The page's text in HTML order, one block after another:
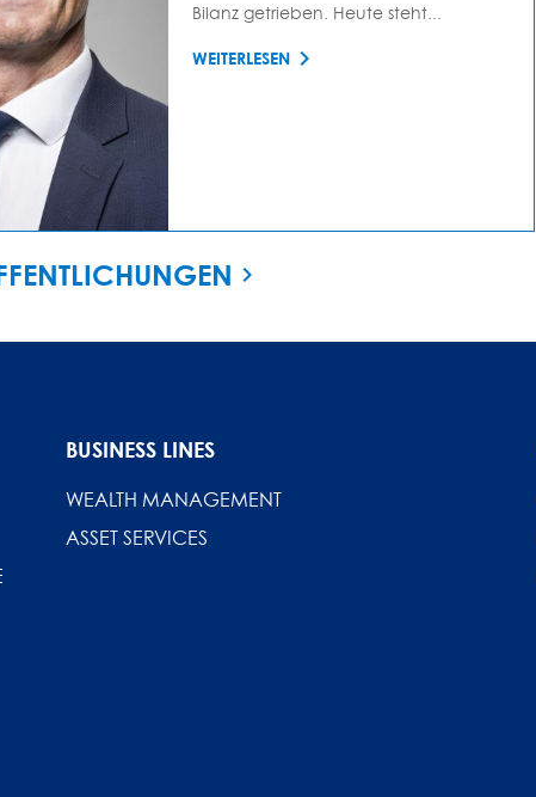
Bilanz getrieben. Heute steht...
WEITERLESEN
BUSINESS LINES
WEALTH MANAGEMENT
ASSET SERVICES